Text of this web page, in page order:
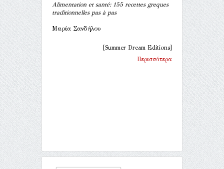
Alimentation et santé: 155 recettes greques
traditionnelles pas à pas
Μαρία Σανδήλου
[Summer Dream Editions]
Περισσότερα